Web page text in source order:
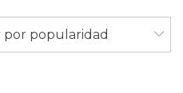
por popularidad